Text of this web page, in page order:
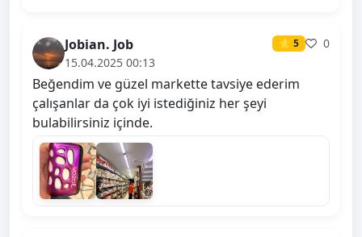
Jobian. Job ⭐ 5
0
15.04.2025 00:13
Beğendim ve güzel markette tavsiye ederim
çalışanlar da çok iyi istediğiniz her şeyi
bulabilirsiniz içinde.